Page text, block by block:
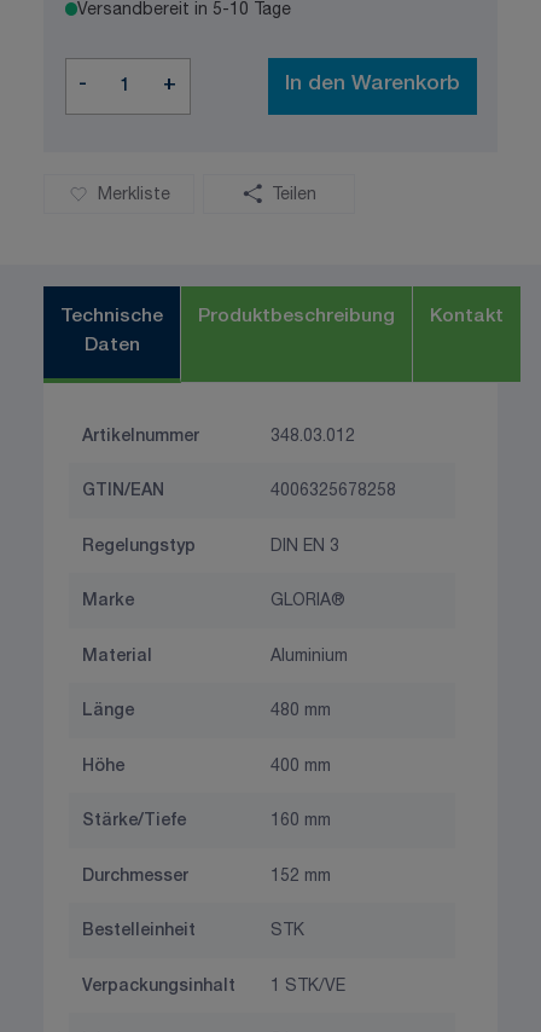
Versandbereit in 5-10 Tage
- + In den Warenkorb
Merkliste Teilen
Technische
Daten
Produktbeschreibung Kontakt
Artikelnummer 348.03.012
GTIN/EAN 4006325678258
Regelungstyp DIN EN 3
Marke GLORIA®
Material Aluminium
Länge 480 mm
Höhe 400 mm
Stärke/Tiefe 160 mm
Durchmesser 152 mm
Bestelleinheit STK
Verpackungsinhalt 1 STK/VE